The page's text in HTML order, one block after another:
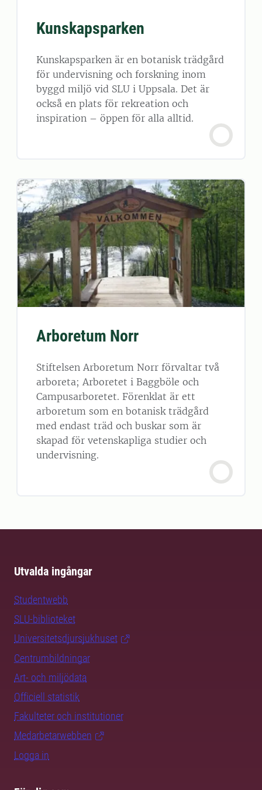
Kunskapsparken
Kunskapsparken är en botanisk trädgård
för undervisning och forskning inom
byggd miljö vid SLU i Uppsala. Det är
också en plats för rekreation och
inspiration – öppen för alla alltid.
Arboretum Norr
Stiftelsen Arboretum Norr förvaltar två
arboreta; Arboretet i Baggböle och
Campusarboretet. Förenklat är ett
arboretum som en botanisk trädgård
med endast träd och buskar som är
skapad för vetenskapliga studier och
undervisning.
Utvalda ingångar
Studentwebb
SLU-biblioteket
Universitetsdjursjukhuset
Centrumbildningar
Art- och miljödata
Officiell statistik
Fakulteter och institutioner
Medarbetarwebben
Logga in